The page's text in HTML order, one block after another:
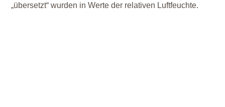
„übersetzt“ wurden in Werte der relativen Luftfeuchte.